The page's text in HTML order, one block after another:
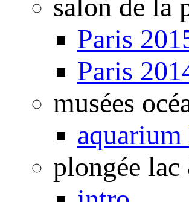
salon de la
Paris
Paris
musées
plongée